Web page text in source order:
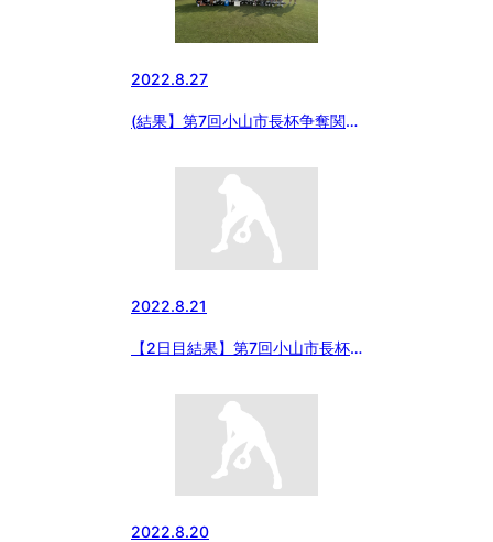
2022.8.27
(結果】第7回小山市長杯争奪関東
2022.8.21
【2日目結果】第7回小山市長杯
2022.8.20